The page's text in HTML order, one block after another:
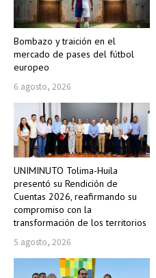
Bombazo y traición en el
mercado de pases del fútbol
europeo
6 agosto, 2026
UNIMINUTO Tolima-Huila
presentó su Rendición de
Cuentas 2026, reafirmando su
compromiso con la
transformación de los territorios
5 agosto, 2026